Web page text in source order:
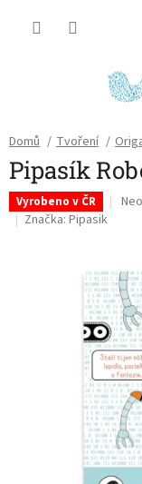
Domů / Tvoření /
Pipasík
Vyrobeno v ČR
0,0
z
5
Značka: Pipasik